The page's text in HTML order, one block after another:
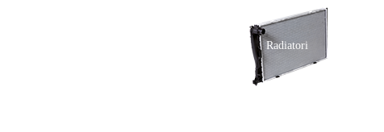
Radiatori